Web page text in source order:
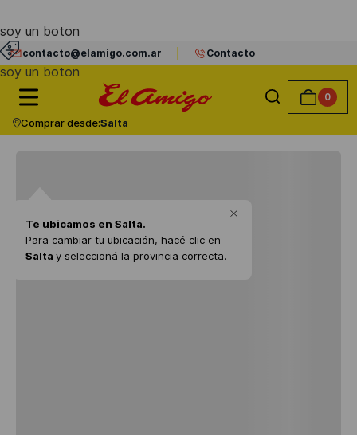
soy un boton
soy un boton
contacto@elamigo.com.ar Contacto
0
Comprar desde:Salta
Te ubicamos en Salta.
Para cambiar tu ubicación, hacé clic en
Salta y seleccioná la provincia correcta.